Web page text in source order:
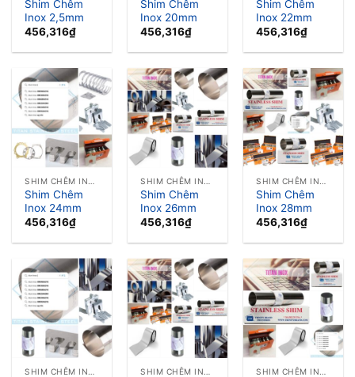
Shim Chêm
Inox 2,5mm
456,316₫
Shim Chêm
Inox 20mm
456,316₫
Shim Chêm
Inox 22mm
456,316₫
Shim Chêm
Inox 24mm
456,316₫
Shim Chêm
Inox 26mm
456,316₫
Shim Chêm
Inox 28mm
456,316₫